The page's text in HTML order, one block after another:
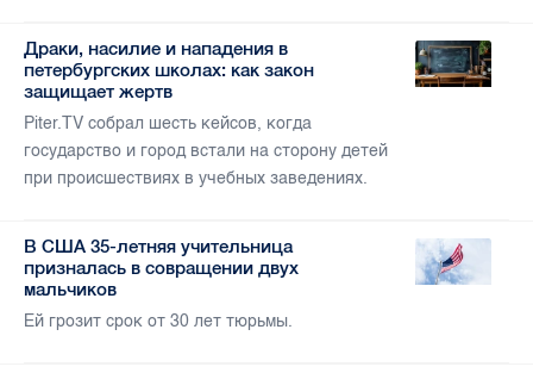
Драки, насилие и нападения в
петербургских школах: как закон
защищает жертв
Piter.TV собрал шесть кейсов, когда
государство и город встали на сторону детей
при происшествиях в учебных заведениях.
В США 35-летняя учительница
призналась в совращении двух
мальчиков
Ей грозит срок от 30 лет тюрьмы.